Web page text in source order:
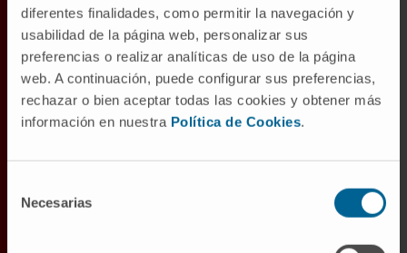
diferentes finalidades, como permitir la navegación y
usabilidad de la página web, personalizar sus
preferencias o realizar analíticas de uso de la página
web. A continuación, puede configurar sus preferencias,
rechazar o bien aceptar todas las cookies y obtener más
información en nuestra Política de Cookies.
Necesarias
Technologie
avancée
Le synchrotron Hitachi, présent dans des hôpitaux de
minimal, une grande précision dans l’inactivation de la
tumeur et la plus grande sécurité et le meilleur confort